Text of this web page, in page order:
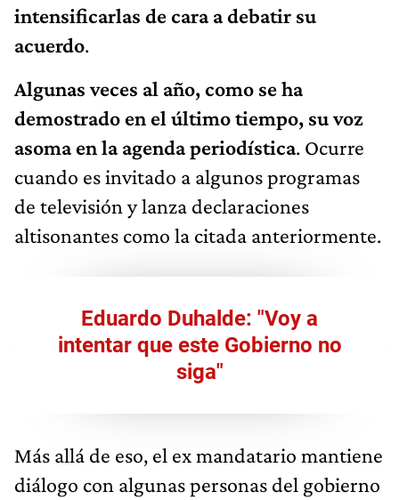
intensificarlas de cara a debatir su
acuerdo.
Algunas veces al año, como se ha
demostrado en el último tiempo, su voz
asoma en la agenda periodística. Ocurre
cuando es invitado a algunos programas
de televisión y lanza declaraciones
altisonantes como la citada anteriormente.
Eduardo Duhalde: "Voy a
intentar que este Gobierno no
siga"
Más allá de eso, el ex mandatario mantiene
diálogo con algunas personas del gobierno